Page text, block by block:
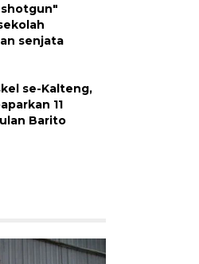
senjata
se-Kalteng,
11
Barito